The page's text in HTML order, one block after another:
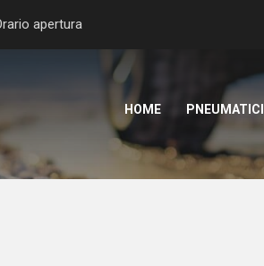
apertura
HOME PNEUMATICI